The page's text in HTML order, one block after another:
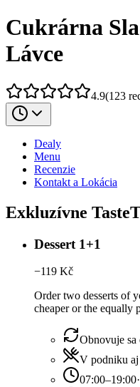
Cukrárna
Lávce
4.9(123
Dealy
Menu
Recenzie
Kontakt a Lokácia
Exkluzívne
Dessert 1+1
−119 Kč
Order two desserts of
cheaper or the equally
Obnovuje sa
V podniku aj
07:00–19:00·